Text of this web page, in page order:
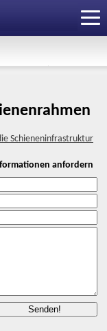
Schieneninfrastruktur
anfordern